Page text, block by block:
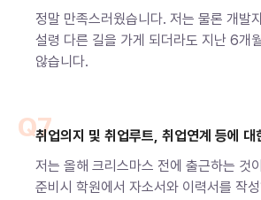
정말 만족스러웠습니다. 저는 물론 개발
설령 다른 길을 가게 되더라도 지난 6개
않습니다.
Q7취업의지 및 취업루트, 취업연계 등에 대
저는 올해 크리스마스 전에 출근하는 것
준비시 학원에서 자소서와 이력서를 작